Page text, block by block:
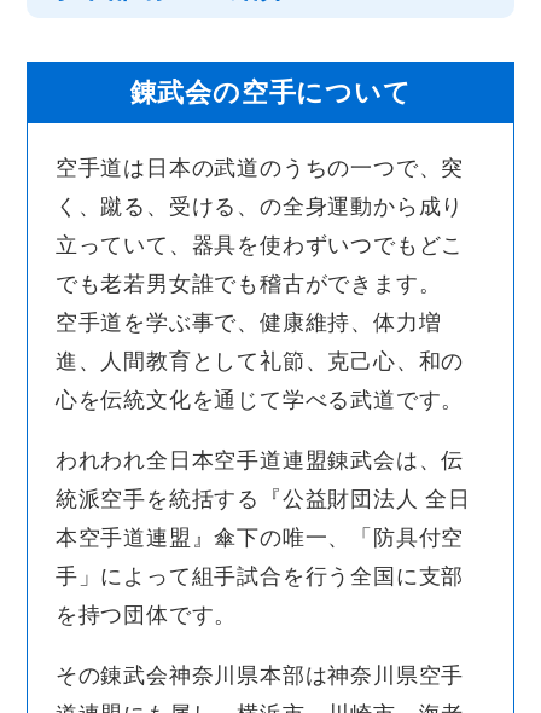
錬武会の空手について
空手道は日本の武道のうちの一つで、突
く、蹴る、受ける、の全身運動から成り
立っていて、器具を使わずいつでもどこ
でも老若男女誰でも稽古ができます。
空手道を学ぶ事で、健康維持、体力増
進、人間教育として礼節、克己心、和の
心を伝統文化を通じて学べる武道です。
われわれ全日本空手道連盟錬武会は、伝
統派空手を統括する『公益財団法人 全日
本空手道連盟』傘下の唯一、「防具付空
手」によって組手試合を行う全国に支部
を持つ団体です。
その錬武会神奈川県本部は神奈川県空手